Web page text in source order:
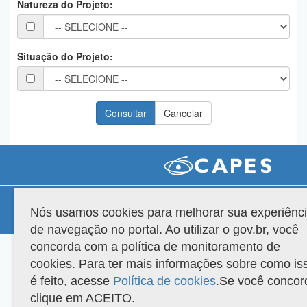
Planalto
Natureza do Projeto:
Situação do Projeto:
Versão do sistema: 3.88.9 Copyright 2022 Capes. Todos os direitos reservados.
Nós usamos cookies para melhorar sua
de navegação no portal. Ao utilizar o gov.br, você
concorda com a política de monitoramento de
cookies. Para ter mais informações sobre como
é feito, acesse Política de cookies.Se você
clique em ACEITO.